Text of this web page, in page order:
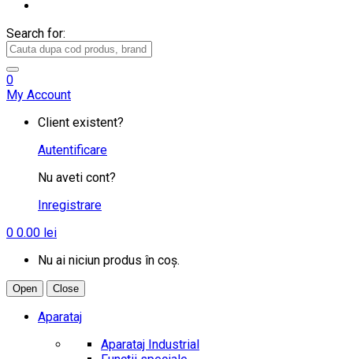
Search for:
0
My Account
Client existent?
Autentificare
Nu aveti cont?
Inregistrare
0 0.00 lei
Nu ai niciun produs în coș.
Open Close
Aparataj
Aparataj Industrial